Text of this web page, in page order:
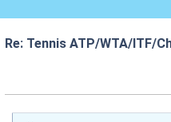
Re: Tennis ATP/WTA/ITF/